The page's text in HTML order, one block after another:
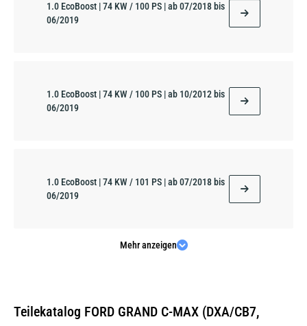
1.0 EcoBoost | 74 KW / 100 PS | ab 07/2018 bis
06/2019
1.0 EcoBoost | 74 KW / 100 PS | ab 10/2012 bis
06/2019
1.0 EcoBoost | 74 KW / 101 PS | ab 07/2018 bis
06/2019
Mehr anzeigen
Teilekatalog FORD GRAND C-MAX (DXA/CB7,